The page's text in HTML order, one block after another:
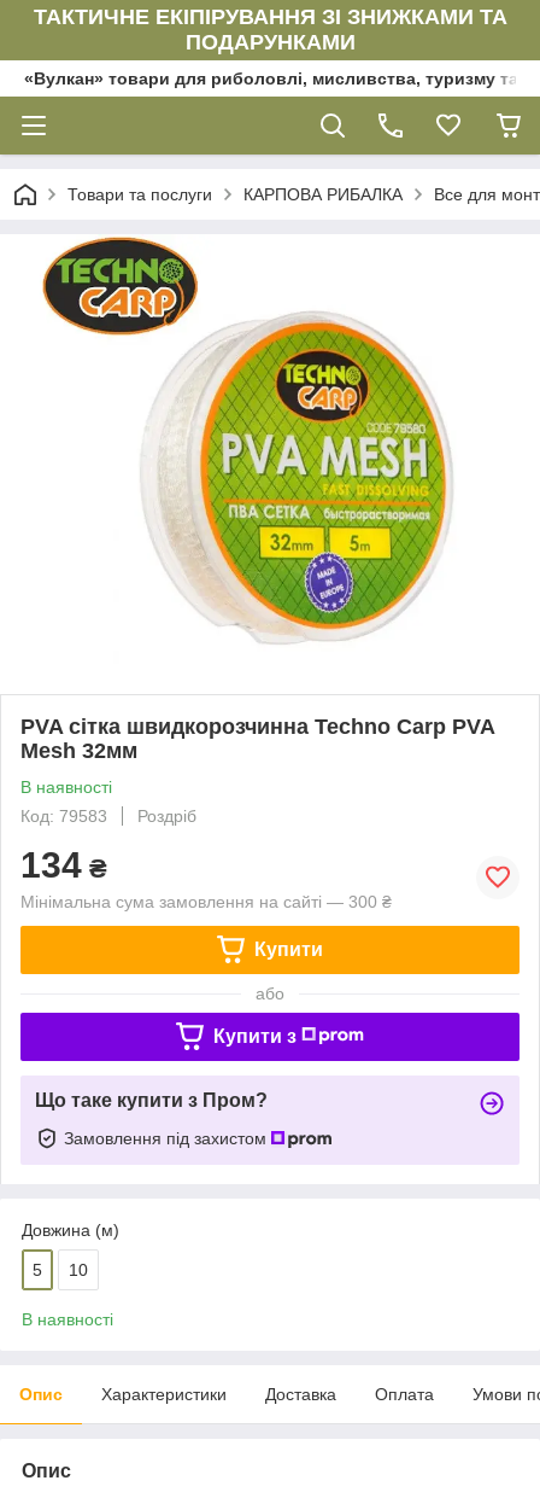
ТАКТИЧНЕ ЕКІПІРУВАННЯ ЗІ ЗНИЖКАМИ ТА
ПОДАРУНКАМИ
«Вулкан» товари для риболовлі, мисливства, туризму та
Товари та послуги КАРПОВА РИБАЛКА Все для
PVA сітка швидкорозчинна Techno Carp PVA
Mesh 32мм
В наявності
Код: 79583
Роздріб
134 ₴
Мінімальна сума замовлення на сайті — 300 ₴
Купити
або
Купити з
Що таке купити з Пром?
Замовлення під захистом
Довжина (м)
5 10
В наявності
Опис Характеристики Доставка Оплата Умови
Опис